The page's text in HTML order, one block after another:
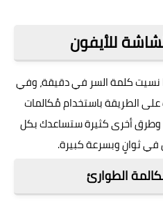
للأيفون
نسيت كلمة السر في دقيقة، وفي
الطريقة باستخدام مُكالمات
وطرق أخرى كثيرة ستساعدك بكل
ثوانٍ وبسرعة كبيرة.
الطوارئ